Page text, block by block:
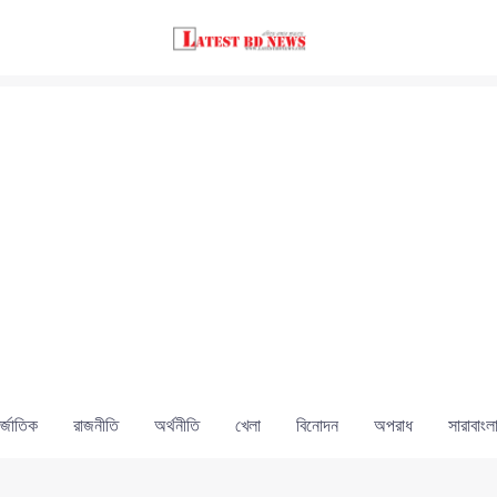
রাজনীতি অর্থনীতি খেলা বিনোদন অপরাধ সারাবাংলা